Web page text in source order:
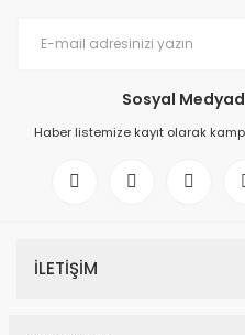
Sosyal
Haber listemize kayıt olarak
İLETİŞİM